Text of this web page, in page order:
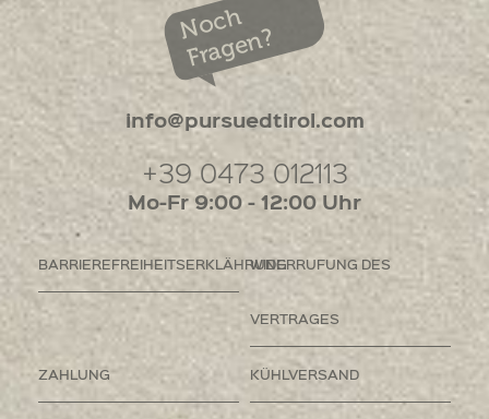
Noch
Fragen?
info@pursuedtirol.com
+39 0473 012113
Mo-Fr 9:00 - 12:00 Uhr
BARRIEREFREIHEITSERKLÄHRUNGWIDERRUFUNG DES
VERTRAGES
ZAHLUNG KÜHLVERSAND